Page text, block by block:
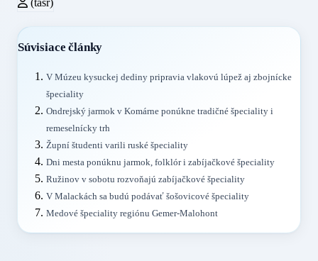
Súvisiace články
V Múzeu kysuckej dediny pripravia vlakovú lúpež aj zbojnícke
špeciality
Ondrejský jarmok v Komárne ponúkne tradičné špeciality i
remeselnícky trh
Župní študenti varili ruské špeciality
Dni mesta ponúknu jarmok, folklór i zabíjačkové špeciality
Ružinov v sobotu rozvoňajú zabíjačkové špeciality
V Malackách sa budú podávať šošovicové špeciality
Medové špeciality regiónu Gemer-Malohont